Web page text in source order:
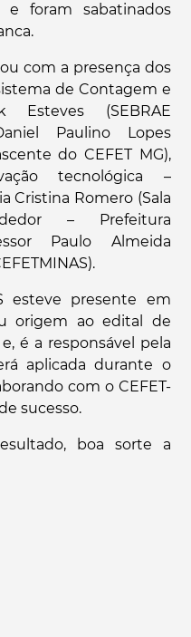
foram sabatinados
com a presença dos
de Contagem e
(SEBRAE
Paulino Lopes
do CEFET MG),
tecnológica –
Cristina Romero (Sala
– Prefeitura
Paulo Almeida
esteve presente em
origem ao edital de
é a responsável pela
aplicada durante o
com o CEFET-
sucesso.
boa sorte a